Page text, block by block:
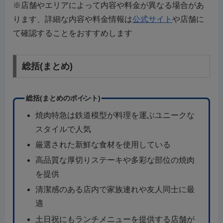
※店舗やエリアによって内容や料金が異なる場合があ
ります、詳細な内容や料金情報は公式サイト や店舗に
て確認することをおすすめします
総括(まとめ)
総括(まとめのポイント)
焼肉特急は鉄道模型が料理を運ぶユニークな
スタイルで人気
厳選された新鮮な食材を使用している
高品質な厚切りステーキや多彩な部位の焼肉
を提供
清潔感のある店内で家族連れや友人同士に最
適
土日祝にもランチメニューを提供する店舗が